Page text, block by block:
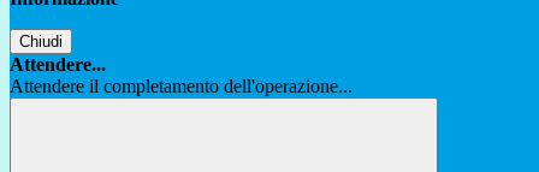
Chiudi
Attendere...
Attendere il completamento dell'operazione...